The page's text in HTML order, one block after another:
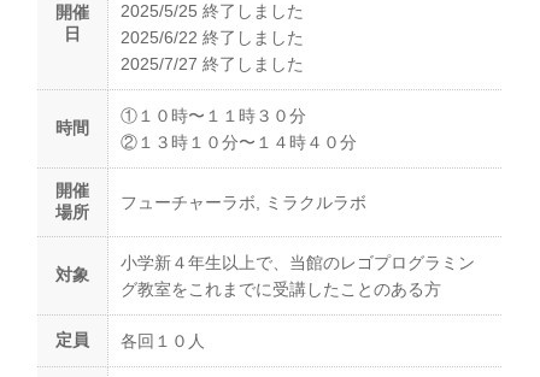
開催
日
2025/5/25 終了しました
2025/6/22 終了しました
2025/7/27 終了しました
時間
①１０時〜１１時３０分
②１３時１０分〜１４時４０分
開催
場所
フューチャーラボ, ミラクルラボ
対象
小学新４年生以上で、当館のレゴプログラミン
グ教室をこれまでに受講したことのある方
定員 各回１０人